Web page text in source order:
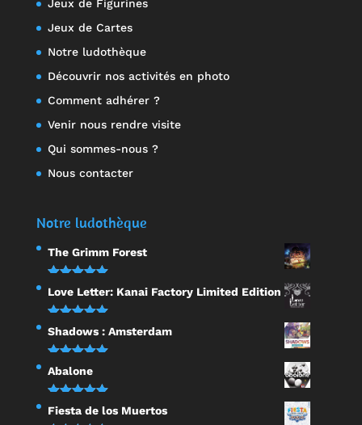
Jeux de Figurines
Jeux de Cartes
Notre ludothèque
Découvrir nos activités en photo
Comment adhérer ?
Venir nous rendre visite
Qui sommes-nous ?
Nous contacter
Notre ludothèque
The Grimm Forest
Note 5.00
sur 5
Love Letter: Kanai Factory Limited Edition
Note5.00
sur 5
Shadows : Amsterdam
Note5.00
sur 5
Abalone
Note5.00
Fiesta de los Muertos